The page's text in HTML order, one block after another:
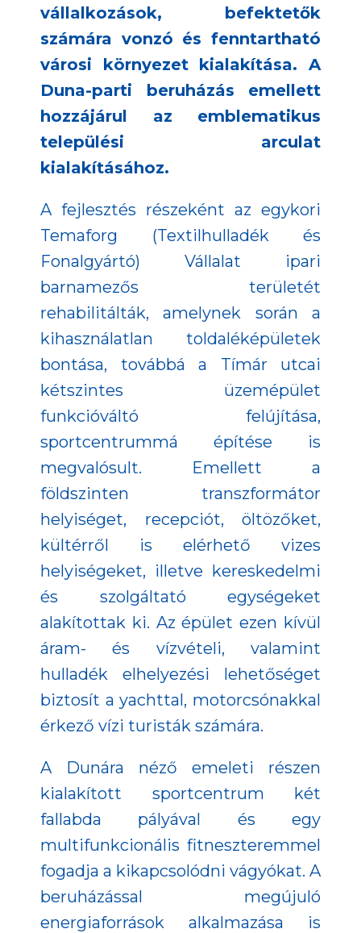
vállalkozások, befektetők
számára vonzó és fenntartható
városi környezet kialakítása. A
Duna-parti beruházás emellett
hozzájárul az emblematikus
települési arculat
kialakításához.
A fejlesztés részeként az egykori
Temaforg (Textilhulladék és
Fonalgyártó) Vállalat ipari
barnamezős területét
rehabilitálták, amelynek során a
kihasználatlan toldaléképületek
bontása, továbbá a Tímár utcai
kétszintes üzemépület
funkcióváltó felújítása,
sportcentrummá építése is
megvalósult. Emellett a
földszinten transzformátor
helyiséget, recepciót, öltözőket,
kültérről is elérhető vizes
helyiségeket, illetve kereskedelmi
és szolgáltató egységeket
alakítottak ki. Az épület ezen kívül
áram- és vízvételi, valamint
hulladék elhelyezési lehetőséget
biztosít a yachttal, motorcsónakkal
érkező vízi turisták számára.
A Dunára néző emeleti részen
kialakított sportcentrum két
fallabda pályával és egy
multifunkcionális fitneszteremmel
fogadja a kikapcsolódni vágyókat. A
beruházással megújuló
energiaforrások alkalmazása is